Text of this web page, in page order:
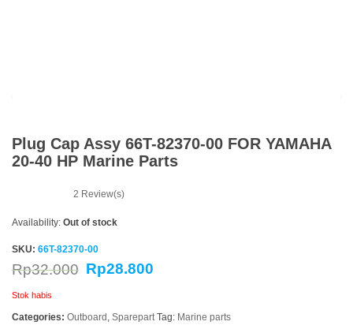
Plug Cap Assy 66T-82370-00 FOR YAMAHA
20-40 HP Marine Parts
2 Review(s)
Availability: Out of stock
SKU: 66T-82370-00
Rp32.000 Rp28.800
Stok habis
Categories: Outboard , Sparepart Tag: Marine parts